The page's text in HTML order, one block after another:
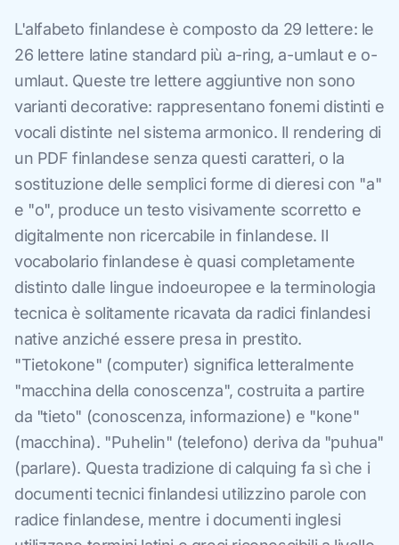
L'alfabeto finlandese è composto da 29 lettere: le
26 lettere latine standard più a-ring, a-umlaut e o-
umlaut. Queste tre lettere aggiuntive non sono
varianti decorative: rappresentano fonemi distinti e
vocali distinte nel sistema armonico. Il rendering di
un PDF finlandese senza questi caratteri, o la
sostituzione delle semplici forme di dieresi con "a"
e "o", produce un testo visivamente scorretto e
digitalmente non ricercabile in finlandese. Il
vocabolario finlandese è quasi completamente
distinto dalle lingue indoeuropee e la terminologia
tecnica è solitamente ricavata da radici finlandesi
native anziché essere presa in prestito.
"Tietokone" (computer) significa letteralmente
"macchina della conoscenza", costruita a partire
da "tieto" (conoscenza, informazione) e "kone"
(macchina). "Puhelin" (telefono) deriva da "puhua"
(parlare). Questa tradizione di calquing fa sì che i
documenti tecnici finlandesi utilizzino parole con
radice finlandese, mentre i documenti inglesi